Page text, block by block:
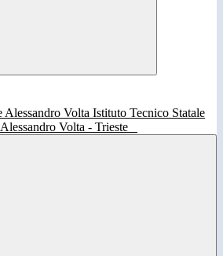
Istituto Tecnico Statale
Alessandro Volta - Trieste